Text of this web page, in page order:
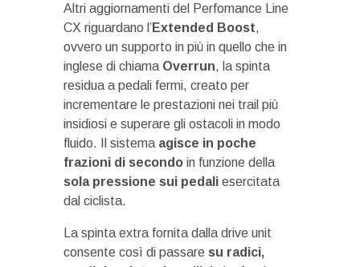
Altri aggiornamenti del Perfomance Line
CX riguardano l’Extended Boost,
ovvero un supporto in più in quello che in
inglese di chiama Overrun, la spinta
residua a pedali fermi, creato per
incrementare le prestazioni nei trail più
insidiosi e superare gli ostacoli in modo
fluido. Il sistema agisce in poche
frazioni di secondo in funzione della
sola pressione sui pedali esercitata
dal ciclista.
La spinta extra fornita dalla drive unit
consente così di passare su radici,